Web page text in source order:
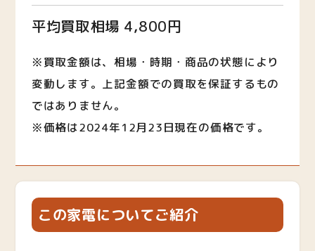
平均買取相場 4,800円
※買取金額は、相場・時期・商品の状態により
変動します。上記金額での買取を保証するもの
ではありません。
※価格は2024年12月23日現在の価格です。
この家電についてご紹介